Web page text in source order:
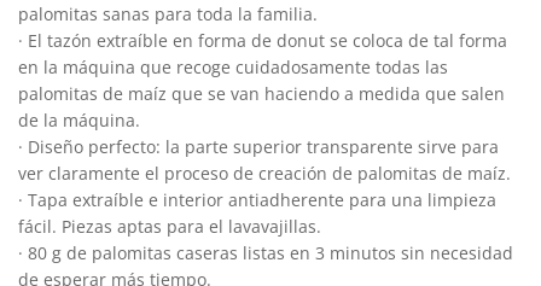
palomitas sanas para toda la familia.
· El tazón extraíble en forma de donut se coloca de tal forma
en la máquina que recoge cuidadosamente todas las
palomitas de maíz que se van haciendo a medida que salen
de la máquina.
· Diseño perfecto: la parte superior transparente sirve para
ver claramente el proceso de creación de palomitas de maíz.
· Tapa extraíble e interior antiadherente para una limpieza
fácil. Piezas aptas para el lavavajillas.
· 80 g de palomitas caseras listas en 3 minutos sin necesidad
de esperar más tiempo.